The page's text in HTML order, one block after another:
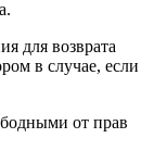
для возврата
в случае, если
от прав